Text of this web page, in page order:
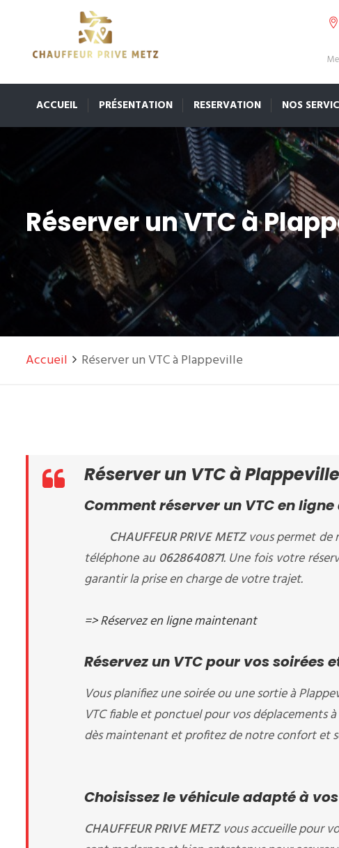
ACCUEIL PRÉSENTATION RESERVATION NOS
Réserver un VTC à
Accueil Réserver un VTC à Plappeville
Réserver un VTC à Plappeville
Comment réserver un VTC en
CHAUFFEUR PRIVE METZvous permet de
téléphone au 0628640871. Une fois votre
garantir la prise en charge de votre trajet.
=> Réservez en ligne maintenant
Réservez un VTC pour vos soirées
Vous planifiez une soirée ou une sortie à
VTC fiable et ponctuel pour vos déplacements
dès maintenant et profitez de notre confort et
Choisissez le véhicule adapté à
CHAUFFEUR PRIVE METZvous accueillepour